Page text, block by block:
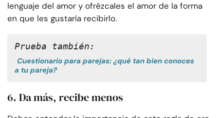
lenguaje del amor y ofrézcales el amor de la forma
en que les gustaría recibirlo.
Prueba también:
Cuestionario para parejas: ¿qué tan bien conoces
a tu pareja?
6. Da más, recibe menos